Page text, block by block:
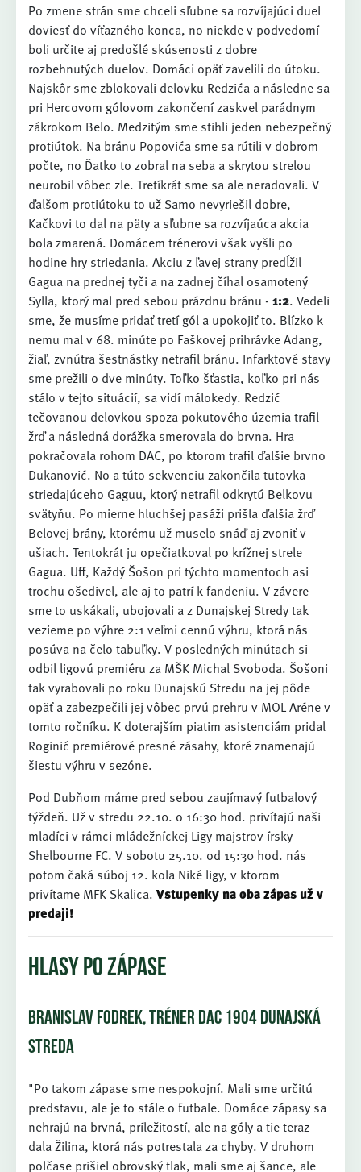
Po zmene strán sme chceli sľubne sa rozvíjajúci duel
doviesť do víťazného konca, no niekde v podvedomí
boli určite aj predošlé skúsenosti z dobre
rozbehnutých duelov. Domáci opäť zavelili do útoku.
Najskôr sme zblokovali delovku Redzića a následne sa
pri Hercovom gólovom zakončení zaskvel parádnym
zákrokom Belo. Medzitým sme stihli jeden nebezpečný
protiútok. Na bránu Popovića sme sa rútili v dobrom
počte, no Ďatko to zobral na seba a skrytou strelou
neurobil vôbec zle. Tretíkrát sme sa ale neradovali. V
ďalšom protiútoku to už Samo nevyriešil dobre,
Kačkovi to dal na päty a sľubne sa rozvíjaúca akcia
bola zmarená. Domácem trénerovi však vyšli po
hodine hry striedania. Akciu z ľavej strany predĺžil
Gagua na prednej tyči a na zadnej číhal osamotený
Sylla, ktorý mal pred sebou prázdnu bránu - 1:2. Vedeli
sme, že musíme pridať tretí gól a upokojiť to. Blízko k
nemu mal v 68. minúte po Faškovej prihrávke Adang,
žiaľ, zvnútra šestnástky netrafil bránu. Infarktové stavy
sme prežili o dve minúty. Toľko šťastia, koľko pri nás
stálo v tejto situácií, sa vidí málokedy. Redzić
tečovanou delovkou spoza pokutového územia trafil
žrď a následná dorážka smerovala do brvna. Hra
pokračovala rohom DAC, po ktorom trafil ďalšie brvno
Dukanović. No a túto sekvenciu zakončila tutovka
striedajúceho Gaguu, ktorý netrafil odkrytú Belkovu
svätyňu. Po mierne hluchšej pasáži prišla ďalšia žrď
Belovej brány, ktorému už muselo snáď aj zvoniť v
ušiach. Tentokrát ju opečiatkoval po krížnej strele
Gagua. Uff, Každý Šošon pri týchto momentoch asi
trochu ošedivel, ale aj to patrí k fandeniu. V závere
sme to uskákali, ubojovali a z Dunajskej Stredy tak
vezieme po výhre 2:1 veľmi cennú výhru, ktorá nás
posúva na čelo tabuľky. V posledných minútach si
odbil ligovú premiéru za MŠK Michal Svoboda. Šošoni
tak vyrabovali po roku Dunajskú Stredu na jej pôde
opäť a zabezpečili jej vôbec prvú prehru v MOL Aréne v
tomto ročníku. K doterajším piatim asistenciám pridal
Roginić premiérové presné zásahy, ktoré znamenajú
šiestu výhru v sezóne.
Pod Dubňom máme pred sebou zaujímavý futbalový
týždeň. Už v stredu 22.10. o 16:30 hod. privítajú naši
mladíci v rámci mládežníckej Ligy majstrov írsky
Shelbourne FC. V sobotu 25.10. od 15:30 hod. nás
potom čaká súboj 12. kola Niké ligy, v ktorom
privítame MFK Skalica. Vstupenky na oba zápas už v
predaji!
HLASY PO ZÁPASE
BRANISLAV FODREK, TRÉNER DAC 1904 DUNAJSKÁ
STREDA
"Po takom zápase sme nespokojní. Mali sme určitú
predstavu, ale je to stále o futbale. Domáce zápasy sa
nehrajú na brvná, príležitostí, ale na góly a tie teraz
dala Žilina, ktorá nás potrestala za chyby. V druhom
polčase prišiel obrovský tlak, mali sme aj šance, ale